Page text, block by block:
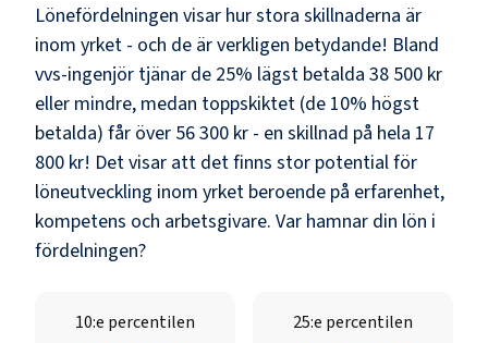
Lönefördelningen visar hur stora skillnaderna är
inom yrket - och de är verkligen betydande! Bland
vvs-ingenjör tjänar de 25% lägst betalda 38 500 kr
eller mindre, medan toppskiktet (de 10% högst
betalda) får över 56 300 kr - en skillnad på hela 17
800 kr! Det visar att det finns stor potential för
löneutveckling inom yrket beroende på erfarenhet,
kompetens och arbetsgivare. Var hamnar din lön i
fördelningen?
10:e percentilen 25:e percentilen